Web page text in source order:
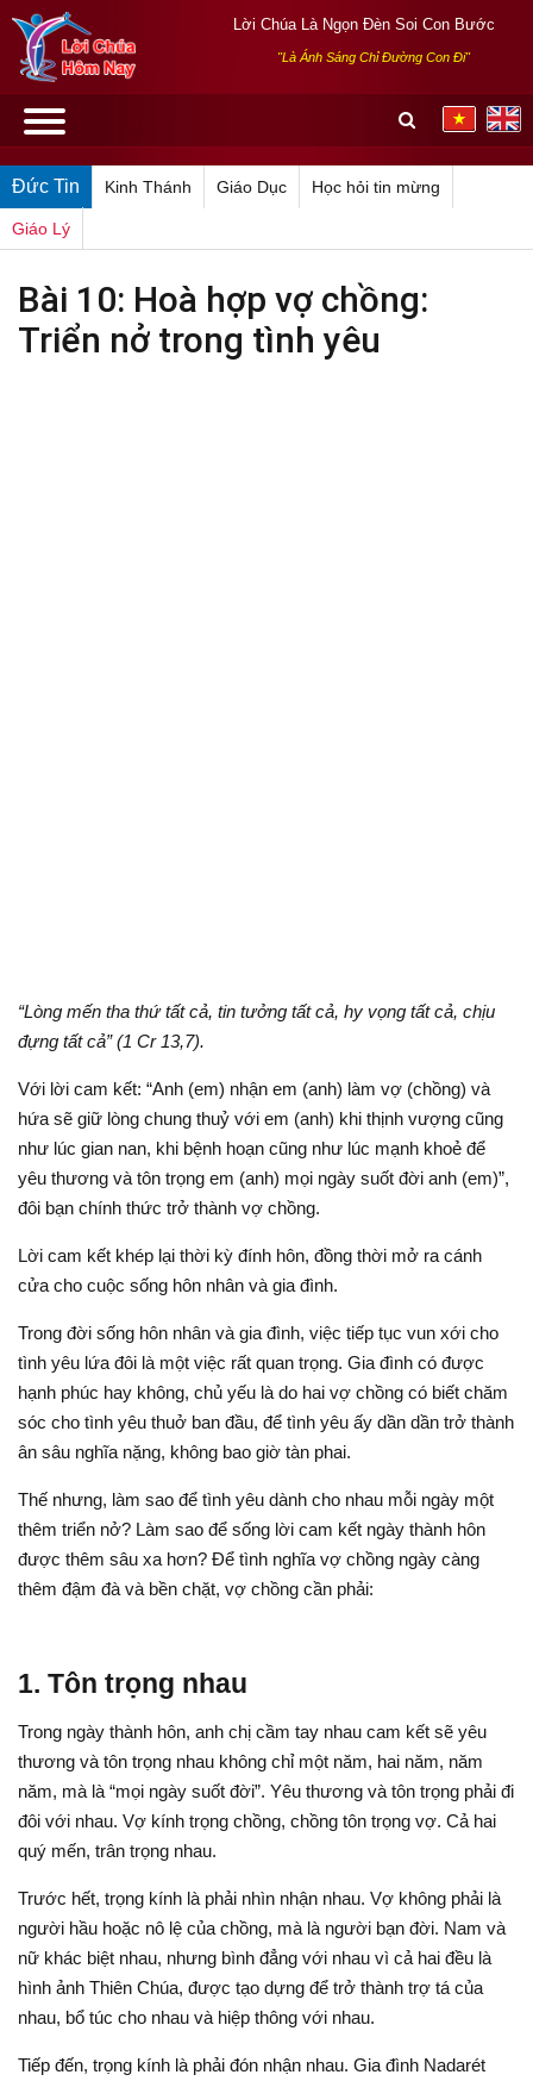
Lời Chúa Là Ngọn Đèn Soi Con Bước
"Là Ánh Sáng Chỉ Đường Con Đi"
Đức Tin Kinh Thánh Giáo Dục Học hỏi tin mừng
Giáo Lý
Bài 10: Hoà hợp vợ chồng:
Triển nở trong tình yêu
“Lòng mến tha thứ tất cả, tin tưởng tất cả, hy vọng tất cả, chịu
đựng tất cả” (1 Cr 13,7).
Với lời cam kết: “Anh (em) nhận em (anh) làm vợ (chồng) và
hứa sẽ giữ lòng chung thuỷ với em (anh) khi thịnh vượng cũng
như lúc gian nan, khi bệnh hoạn cũng như lúc mạnh khoẻ để
yêu thương và tôn trọng em (anh) mọi ngày suốt đời anh (em)”,
đôi bạn chính thức trở thành vợ chồng.
Lời cam kết khép lại thời kỳ đính hôn, đồng thời mở ra cánh
cửa cho cuộc sống hôn nhân và gia đình.
Trong đời sống hôn nhân và gia đình, việc tiếp tục vun xới cho
tình yêu lứa đôi là một việc rất quan trọng. Gia đình có được
hạnh phúc hay không, chủ yếu là do hai vợ chồng có biết chăm
sóc cho tình yêu thuở ban đầu, để tình yêu ấy dần dần trở thành
ân sâu nghĩa nặng, không bao giờ tàn phai.
Thế nhưng, làm sao để tình yêu dành cho nhau mỗi ngày một
thêm triển nở? Làm sao để sống lời cam kết ngày thành hôn
được thêm sâu xa hơn? Để tình nghĩa vợ chồng ngày càng
thêm đậm đà và bền chặt, vợ chồng cần phải:
1. Tôn trọng nhau
Trong ngày thành hôn, anh chị cầm tay nhau cam kết sẽ yêu
thương và tôn trọng nhau không chỉ một năm, hai năm, năm
năm, mà là “mọi ngày suốt đời”. Yêu thương và tôn trọng phải đi
đôi với nhau. Vợ kính trọng chồng, chồng tôn trọng vợ. Cả hai
quý mến, trân trọng nhau.
Trước hết, trọng kính là phải nhìn nhận nhau. Vợ không phải là
người hầu hoặc nô lệ của chồng, mà là người bạn đời. Nam và
nữ khác biệt nhau, nhưng bình đẳng với nhau vì cả hai đều là
hình ảnh Thiên Chúa, được tạo dựng để trở thành trợ tá của
nhau, bổ túc cho nhau và hiệp thông với nhau.
Tiếp đến, trọng kính là phải đón nhận nhau. Gia đình Nadarét